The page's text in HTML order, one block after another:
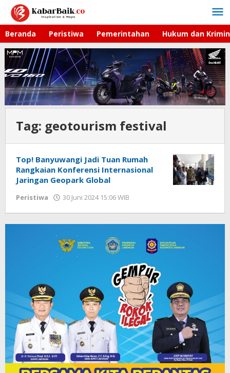
Lewati
konten
Beranda Peristiwa Pemerintahan Hukum dan
Tag: geotourism festival
Top! Banyuwangi Jadi Tuan Rumah
Rangkaian Konferensi Internasional
Jaringan Geopark Global
Peristiwa 30 Juni 2024 15:06 WIB